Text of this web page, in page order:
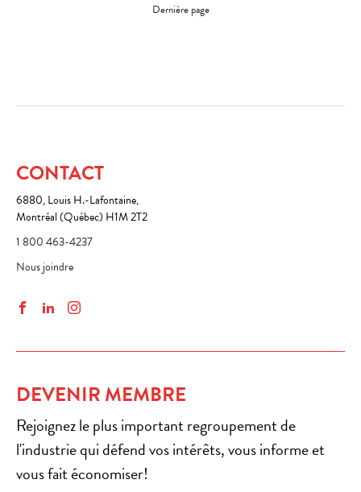
Dernière page
CONTACT
6880, Louis H.-Lafontaine,
Montréal (Québec) H1M 2T2
1 800 463-4237
Nous joindre
FacebookLinkedInInstagram
DEVENIR MEMBRE
Rejoignez le plus important regroupement de
l'industrie qui défend vos intérêts, vous informe et
vous fait économiser!